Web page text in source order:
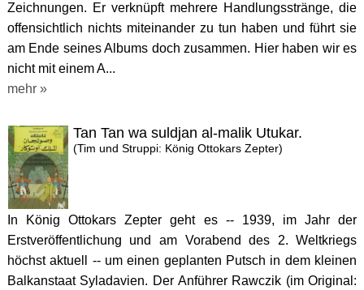
Zeichnungen. Er verknüpft mehrere Handlungsstränge, die
offensichtlich nichts miteinander zu tun haben und führt sie
am Ende seines Albums doch zusammen. Hier haben wir es
nicht mit einem A...
mehr »
Tan Tan wa suldjan al-malik Utukar.
(Tim und Struppi: König Ottokars Zepter)
In König Ottokars Zepter geht es -- 1939, im Jahr der
Erstveröffentlichung und am Vorabend des 2. Weltkriegs
höchst aktuell -- um einen geplanten Putsch in dem kleinen
Balkanstaat Syladavien. Der Anführer Rawczik (im Original: